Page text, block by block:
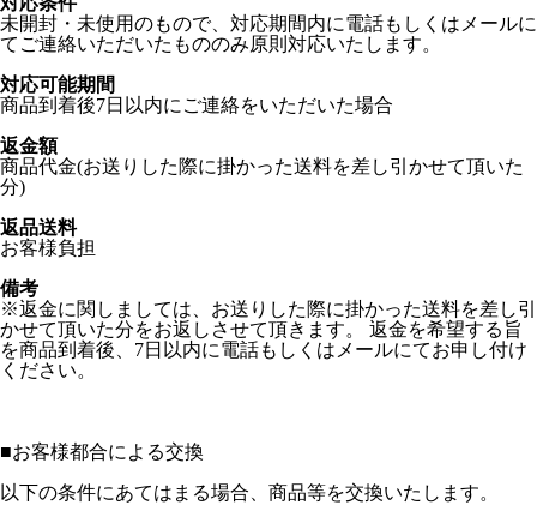
未開封・未使用のもので、対応期間内に電話もしくはメールに
てご連絡いただいたもののみ原則対応いたします。
対応可能期間
商品到着後7日以内にご連絡をいただいた場合
返金額
商品代金(お送りした際に掛かった送料を差し引かせて頂いた
分)
返品送料
お客様負担
備考
※返金に関しましては、お送りした際に掛かった送料を差し引
かせて頂いた分をお返しさせて頂きます。 返金を希望する旨
を商品到着後、7日以内に電話もしくはメールにてお申し付け
ください。
■お客様都合による交換
以下の条件にあてはまる場合、商品等を交換いたします。